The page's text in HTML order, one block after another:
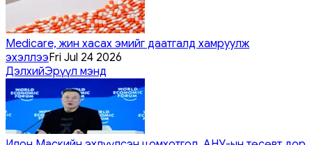
Medicare, жин хасах эмийг даатгалд хамруулж
эхэллээFri Jul 24 2026
ДэлхийЭрүүл мэнд